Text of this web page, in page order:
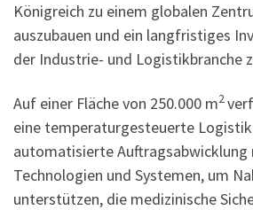
Königreich zu einem globalen
auszubauen und ein langfristiges
der Industrie- und Logistikbranche
Auf einer Fläche von 250.000 m2
eine temperaturgesteuerte
automatisierte
Technologien und Systemen, um
unterstützen, die medizinische